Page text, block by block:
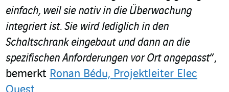
einfach, weil sie nativ in die Überwachung
integriert ist. Sie wird lediglich in den
Schaltschrank eingebaut und dann an die
spezifischen Anforderungen vor Ort angepasst“,
bemerkt Ronan Bédu, Projektleiter Elec